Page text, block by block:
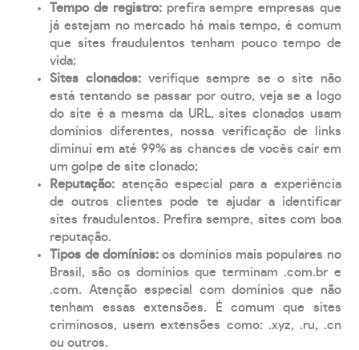
Tempo de registro: prefira sempre empresas que
já estejam no mercado há mais tempo, é comum
que sites fraudulentos tenham pouco tempo de
vida;
Sites clonados: verifique sempre se o site não
está tentando se passar por outro, veja se a logo
do site é a mesma da URL, sites clonados usam
domínios diferentes, nossa verificação de links
diminui em até 99% as chances de vocês cair em
um golpe de site clonado;
Reputação: atenção especial para a experiência
de outros clientes pode te ajudar a identificar
sites fraudulentos. Prefira sempre, sites com boa
reputação.
Tipos de domínios:os domínios mais populares no
Brasil, são os domínios que terminam .com.br e
.com. Atenção especial com domínios que não
tenham essas extensões. É comum que sites
criminosos, usem extensões como: .xyz, .ru, .cn
ou outros.